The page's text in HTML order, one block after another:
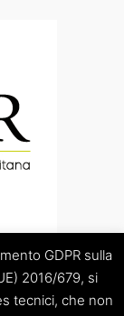
GDPR sulla
2016/679, si
tecnici, che non